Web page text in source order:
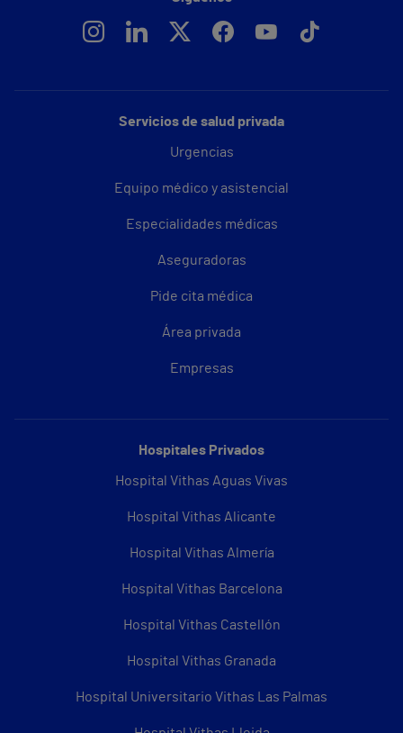
Servicios de salud privada
Urgencias
Equipo médico y asistencial
Especialidades médicas
Aseguradoras
Pide cita médica
Área privada
Empresas
Hospitales Privados
Hospital Vithas Aguas Vivas
Hospital Vithas Alicante
Hospital Vithas Almería
Hospital Vithas Barcelona
Hospital Vithas Castellón
Hospital Vithas Granada
Hospital Universitario Vithas Las Palmas